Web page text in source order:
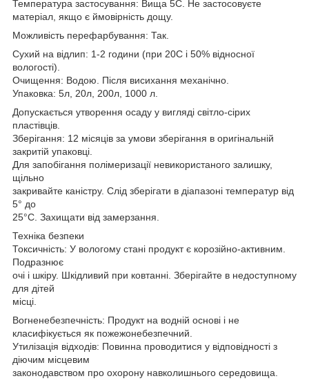
Температура застосування: Вища 5C. Не застосовуєте
матеріал, якщо є ймовірність дощу.
Можливість перефарбування: Так.
Сухий на відлип: 1-2 години (при 20C і 50% відносної
вологості).
Очищення: Водою. Після висихання механічно.
Упаковка: 5л, 20л, 200л, 1000 л.
Допускається утворення осаду у вигляді світло-сірих
пластівців.
Зберігання: 12 місяців за умови зберігання в оригінальній
закритій упаковці.
Для запобігання полімеризації невикористаного залишку,
щільно
закривайте каністру. Слід зберігати в діапазоні температур від
5° до
25°C. Захищати від замерзання.
Техніка безпеки
Токсичність: У вологому стані продукт є корозійно-активним.
Подразнює
очі і шкіру. Шкідливий при ковтанні. Зберігайте в недоступному
для дітей
місці.
Вогненебезпечність: Продукт на водній основі і не
класифікується як пожежонебезпечний.
Утилізація відходів: Повинна проводитися у відповідності з
діючим місцевим
законодавством про охорону навколишнього середовища.